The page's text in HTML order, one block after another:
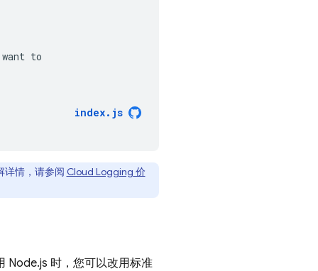
want to
index. js
详情，请参阅 Cloud Logging 价
Node.js 时，您可以改用标准